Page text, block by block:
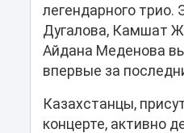
легендарного
Дугалова, Камшат
Айдана Меденова
впервые за
Казахстанцы,
концерте, активно